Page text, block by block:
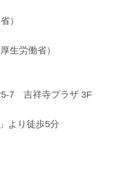
）
生労働省）
7 吉祥寺プラザ 3F
より徒歩5分